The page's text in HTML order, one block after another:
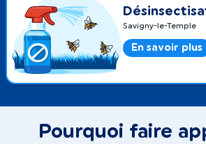
Savigny-le-Temple
En savoir plus
Pourquoi faire